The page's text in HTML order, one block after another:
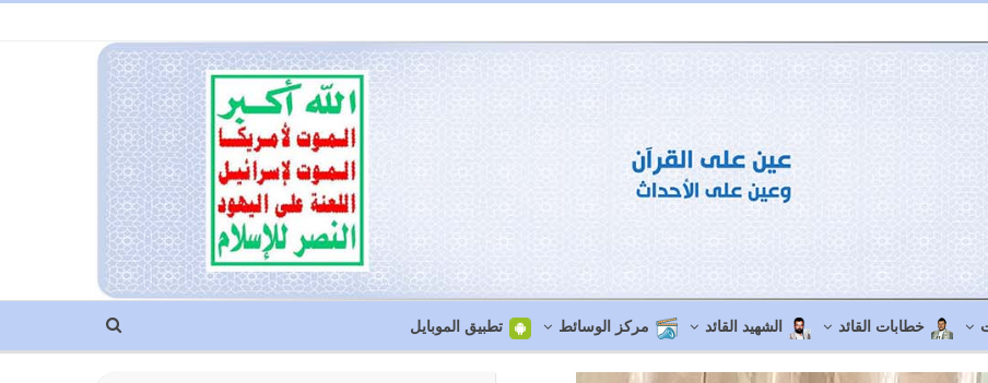
خطابات القائد الشهيد القائد مركز الوسائط تطبيق الموبايل